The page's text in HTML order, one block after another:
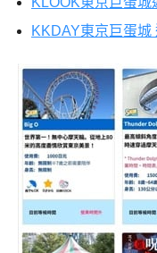
KKDAY東京巨蛋城